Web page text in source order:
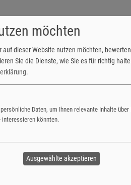
möchten
auf dieser Website nutzen möchten,
Sie die Dienste, wie Sie es für richtig
.
Daten, um Ihnen relevante Inhalte
interessieren könnten.
Ausgewählte akzeptieren